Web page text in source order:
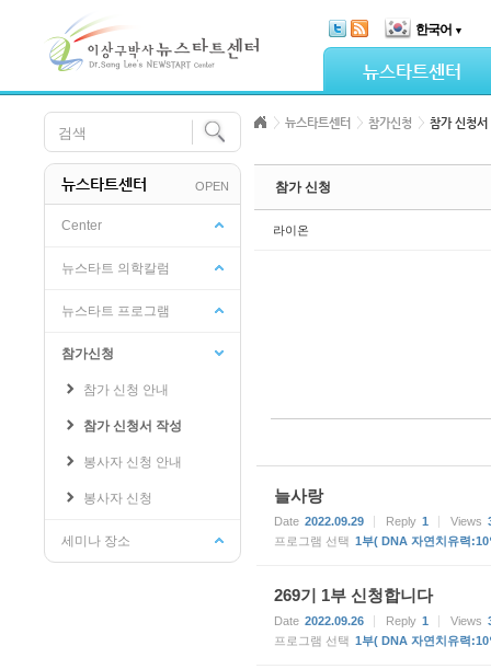
한국어 ▼
뉴스타트센터
뉴스타트센터 OPEN
Center
뉴스타트 의학칼럼
뉴스타트 프로그램
참가신청
참가 신청 안내
참가 신청서 작성
봉사자 신청 안내
봉사자 신청
세미나 장소
뉴스타트센터 참가신청 참가 신청서
참가 신청
라이온
늘사랑
Date 2022.09.29 Reply 1 Views
프로그램 선택 1부( DNA 자연치유력:10
269기 1부 신청합니다
Date 2022.09.26 Reply 1 Views
프로그램 선택 1부( DNA 자연치유력:10
Sketchbook5, 스케치북5
Sketchbook5, 스케치북5